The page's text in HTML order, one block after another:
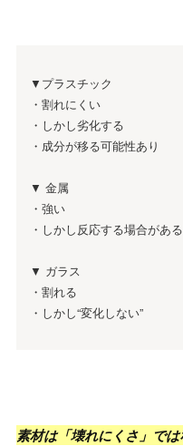
▼プラスチック
・割れにくい
・しかし劣化する
・成分が移る可能性あり
▼ 金属
・強い
・しかし反応する場合がある
▼ ガラス
・割れる
・しかし“変化しない”
素材は「壊れにくさ」で